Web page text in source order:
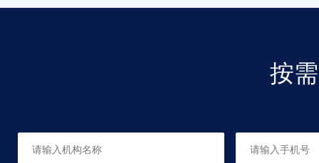
适合人群：4-6周岁
按